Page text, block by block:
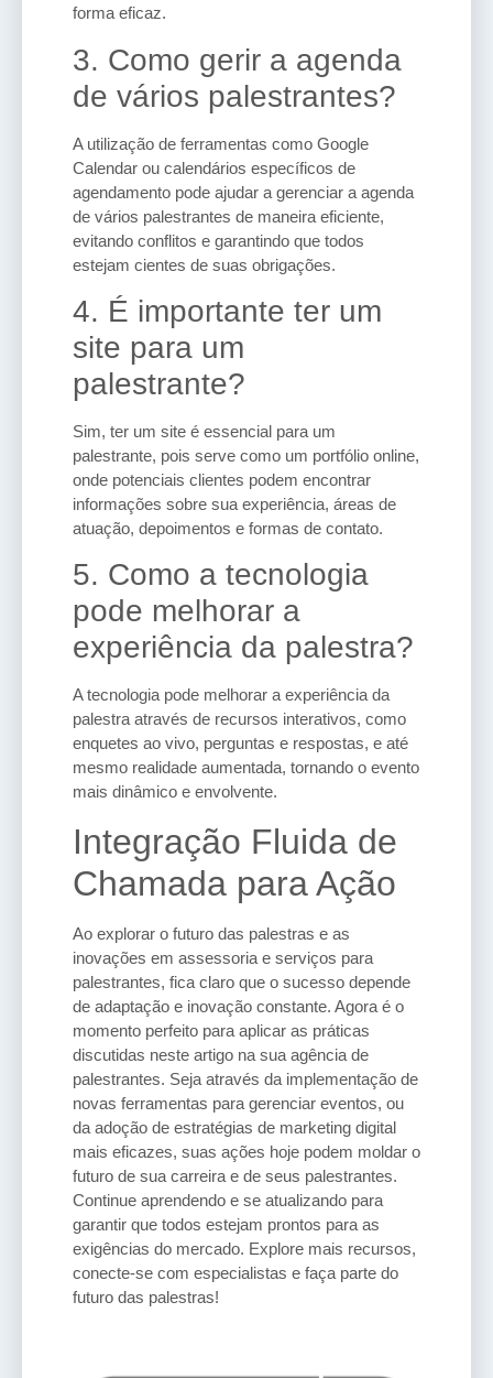
forma eficaz.
3. Como gerir a agenda
de vários palestrantes?
A utilização de ferramentas como Google
Calendar ou calendários específicos de
agendamento pode ajudar a gerenciar a agenda
de vários palestrantes de maneira eficiente,
evitando conflitos e garantindo que todos
estejam cientes de suas obrigações.
4. É importante ter um
site para um
palestrante?
Sim, ter um site é essencial para um
palestrante, pois serve como um portfólio online,
onde potenciais clientes podem encontrar
informações sobre sua experiência, áreas de
atuação, depoimentos e formas de contato.
5. Como a tecnologia
pode melhorar a
experiência da palestra?
A tecnologia pode melhorar a experiência da
palestra através de recursos interativos, como
enquetes ao vivo, perguntas e respostas, e até
mesmo realidade aumentada, tornando o evento
mais dinâmico e envolvente.
Integração Fluida de
Chamada para Ação
Ao explorar o futuro das palestras e as
inovações em assessoria e serviços para
palestrantes, fica claro que o sucesso depende
de adaptação e inovação constante. Agora é o
momento perfeito para aplicar as práticas
discutidas neste artigo na sua agência de
palestrantes. Seja através da implementação de
novas ferramentas para gerenciar eventos, ou
da adoção de estratégias de marketing digital
mais eficazes, suas ações hoje podem moldar o
futuro de sua carreira e de seus palestrantes.
Continue aprendendo e se atualizando para
garantir que todos estejam prontos para as
exigências do mercado. Explore mais recursos,
conecte-se com especialistas e faça parte do
futuro das palestras!